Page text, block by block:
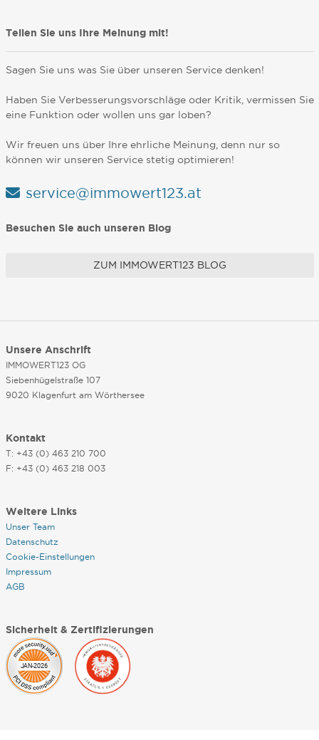
Teilen Sie uns Ihre Meinung mit!
Sagen Sie uns was Sie über unseren Service denken!
Haben Sie Verbesserungsvorschläge oder Kritik, vermissen Sie
eine Funktion oder wollen uns gar loben?
Wir freuen uns über Ihre ehrliche Meinung, denn nur so
können wir unseren Service stetig optimieren!
service@immowert123.at
Besuchen Sie auch unseren Blog
ZUM IMMOWERT123 BLOG
Unsere Anschrift
IMMOWERT123 OG
Siebenhügelstraße 107
9020 Klagenfurt am Wörthersee
Kontakt
T: +43 (0) 463 210 700
F: +43 (0) 463 218 003
Weitere Links
Unser Team
Datenschutz
Cookie-Einstellungen
Impressum
AGB
Sicherheit & Zertifizierungen